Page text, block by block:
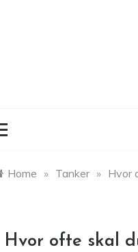
Home » Tanker » Hvor
Hvor ofte skal